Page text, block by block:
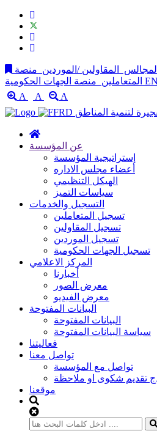
المقاولين /الموردين منصة
المتعاملين EN
A
A
A
عن المؤسسة
إستراتيجية المؤسسة
أعضاء مجلس الاداره
الهيكل التنظيمي
سياسات التميز
التسجيل والخدمات
تسجيل المتعاملين
تسجيل المقاولين
تسجيل الموردين
تسجيل الجهات الحكومية
المركز الاعلامي
أخبارنا
معرض الصور
معرض الفيديو
البيانات المفتوحة
البيانات المفتوحة
سياسة البيانات المفتوحة
فعاليتنا
تواصل معنا
تواصل مع المؤسسة
تقديم شكوى او ملاحظة
موقعنا